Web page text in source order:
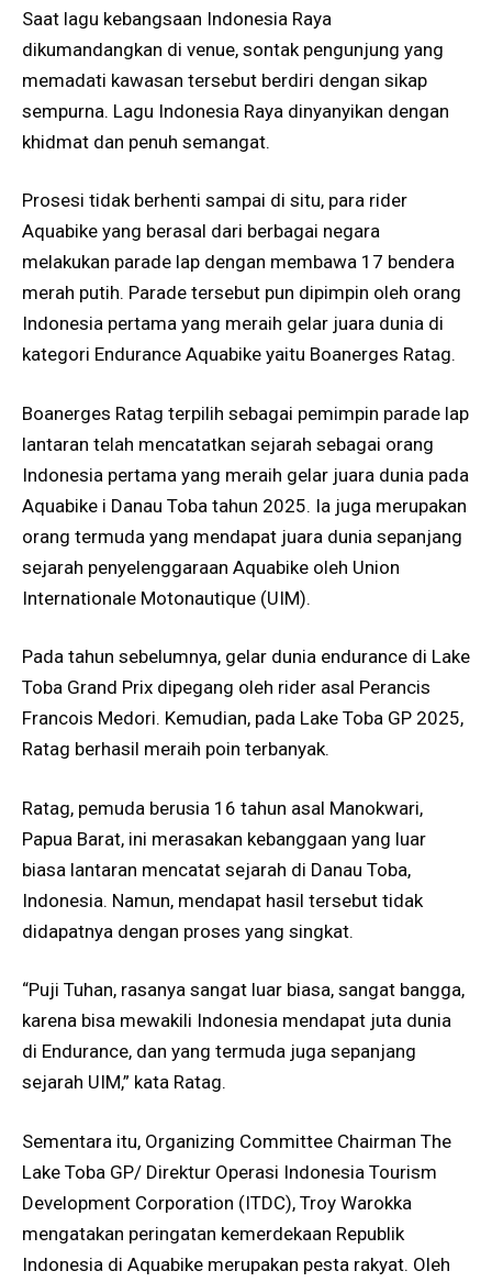
Saat lagu kebangsaan Indonesia Raya
dikumandangkan di venue, sontak pengunjung yang
memadati kawasan tersebut berdiri dengan sikap
sempurna. Lagu Indonesia Raya dinyanyikan dengan
khidmat dan penuh semangat.
Prosesi tidak berhenti sampai di situ, para rider
Aquabike yang berasal dari berbagai negara
melakukan parade lap dengan membawa 17 bendera
merah putih. Parade tersebut pun dipimpin oleh orang
Indonesia pertama yang meraih gelar juara dunia di
kategori Endurance Aquabike yaitu Boanerges Ratag.
Boanerges Ratag terpilih sebagai pemimpin parade lap
lantaran telah mencatatkan sejarah sebagai orang
Indonesia pertama yang meraih gelar juara dunia pada
Aquabike i Danau Toba tahun 2025. Ia juga merupakan
orang termuda yang mendapat juara dunia sepanjang
sejarah penyelenggaraan Aquabike oleh Union
Internationale Motonautique (UIM).
Pada tahun sebelumnya, gelar dunia endurance di Lake
Toba Grand Prix dipegang oleh rider asal Perancis
Francois Medori. Kemudian, pada Lake Toba GP 2025,
Ratag berhasil meraih poin terbanyak.
Ratag, pemuda berusia 16 tahun asal Manokwari,
Papua Barat, ini merasakan kebanggaan yang luar
biasa lantaran mencatat sejarah di Danau Toba,
Indonesia. Namun, mendapat hasil tersebut tidak
didapatnya dengan proses yang singkat.
“Puji Tuhan, rasanya sangat luar biasa, sangat bangga,
karena bisa mewakili Indonesia mendapat juta dunia
di Endurance, dan yang termuda juga sepanjang
sejarah UIM,” kata Ratag.
Sementara itu, Organizing Committee Chairman The
Lake Toba GP/ Direktur Operasi Indonesia Tourism
Development Corporation (ITDC), Troy Warokka
mengatakan peringatan kemerdekaan Republik
Indonesia di Aquabike merupakan pesta rakyat. Oleh